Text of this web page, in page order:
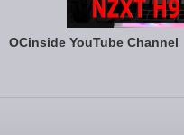
OCinside YouTube Channel